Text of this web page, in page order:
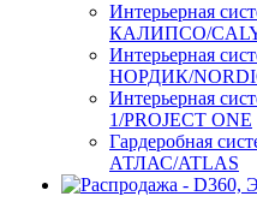
Интерьерная
КАЛИПСО/
Интерьерная
НОРДИК/
Интерьерная
1/PROJECT ONE
Гардеробная
АТЛАС/ATLAS